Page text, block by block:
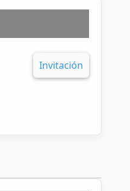
Invitación